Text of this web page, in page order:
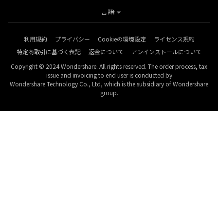
利用規約 プライバシー Cookieの環境設定
ライセンス規約
特定商取引に基づく表記
返金について
アンインストールについて
Copyright © 2024 Wondershare. All rights reserved. The order process, tax
issue and invoicing to end user is conducted by
Wondershare Technology Co., Ltd, which is the subsidiary of Wondershare
group.
言語